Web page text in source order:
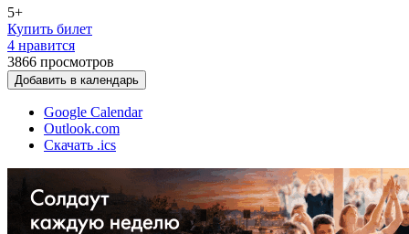
5+
Купить билет
4 нравится
3866 просмотров
Добавить в календарь
Google Calendar
Outlook.com
Скачать .ics